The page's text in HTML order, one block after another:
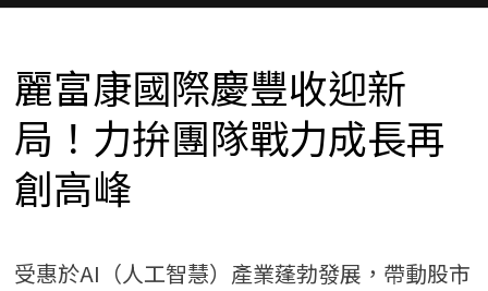
麗富康國際慶豐收迎新
局！力拚團隊戰力成長再
創高峰
受惠於AI（人工智慧）產業蓬勃發展，帶動股市